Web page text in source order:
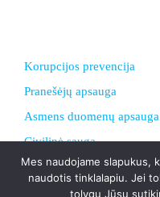
Korupcijos prevencija
Pranešėjų apsauga
Asmens duomenų apsauga
Civilinė sauga
Patyčių dėžutė
Nuorodos
Mes naudojame slapukus,
naudotis tinklalapiu. Jei
tolygu Jūsų